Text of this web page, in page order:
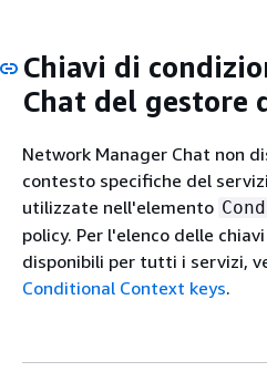
Chiavi di
Chat del gestore
Network Manager Chat non
contesto specifiche del
utilizzate nell'elemento
policy. Per l'elenco delle
disponibili per tutti i servizi,
Conditional Context keys.